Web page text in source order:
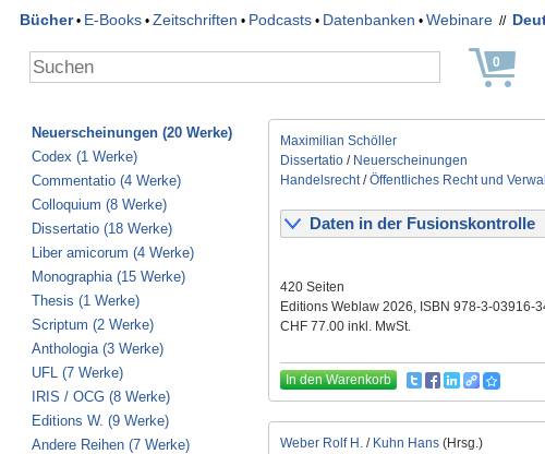
Bücher• E-Books • Zeitschriften • Podcasts • Datenbanken • Webinare //
0
Neuerscheinungen (20 Werke)
Codex (1 Werke)
Commentatio (4 Werke)
Colloquium (8 Werke)
Dissertatio (18 Werke)
Liber amicorum (4 Werke)
Monographia (15 Werke)
Thesis (1 Werke)
Scriptum (2 Werke)
Anthologia (3 Werke)
UFL (7 Werke)
IRIS / OCG (8 Werke)
Editions W. (9 Werke)
Andere Reihen (7 Werke)
Maximilian Schöller
Dissertatio / Neuerscheinungen
Handelsrecht/Öffentliches Recht und
Daten in der Fusionskontrolle
420 Seiten
Editions Weblaw 2026, ISBN 978-3-03916-
CHF 77.00 inkl. MwSt.
In den Warenkorb
Weber Rolf H. / Kuhn Hans (Hrsg.)